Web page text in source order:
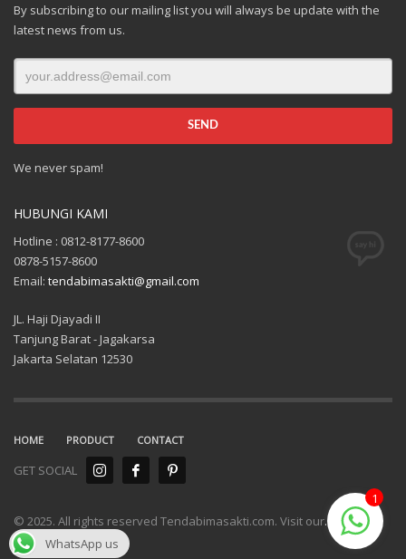
By subscribing to our mailing list you will always be update with the
latest news from us.
We never spam!
HUBUNGI KAMI
Hotline : 0812-8177-8600
0878-5157-8600
Email: tendabimasakti@gmail.com
JL. Haji Djayadi II
Tanjung Barat - Jagakarsa
Jakarta Selatan 12530
HOME PRODUCT CONTACT
GET SOCIAL
© 2025. All rights reserved Tendabimasakti.com. Visit our.
1
WhatsApp us